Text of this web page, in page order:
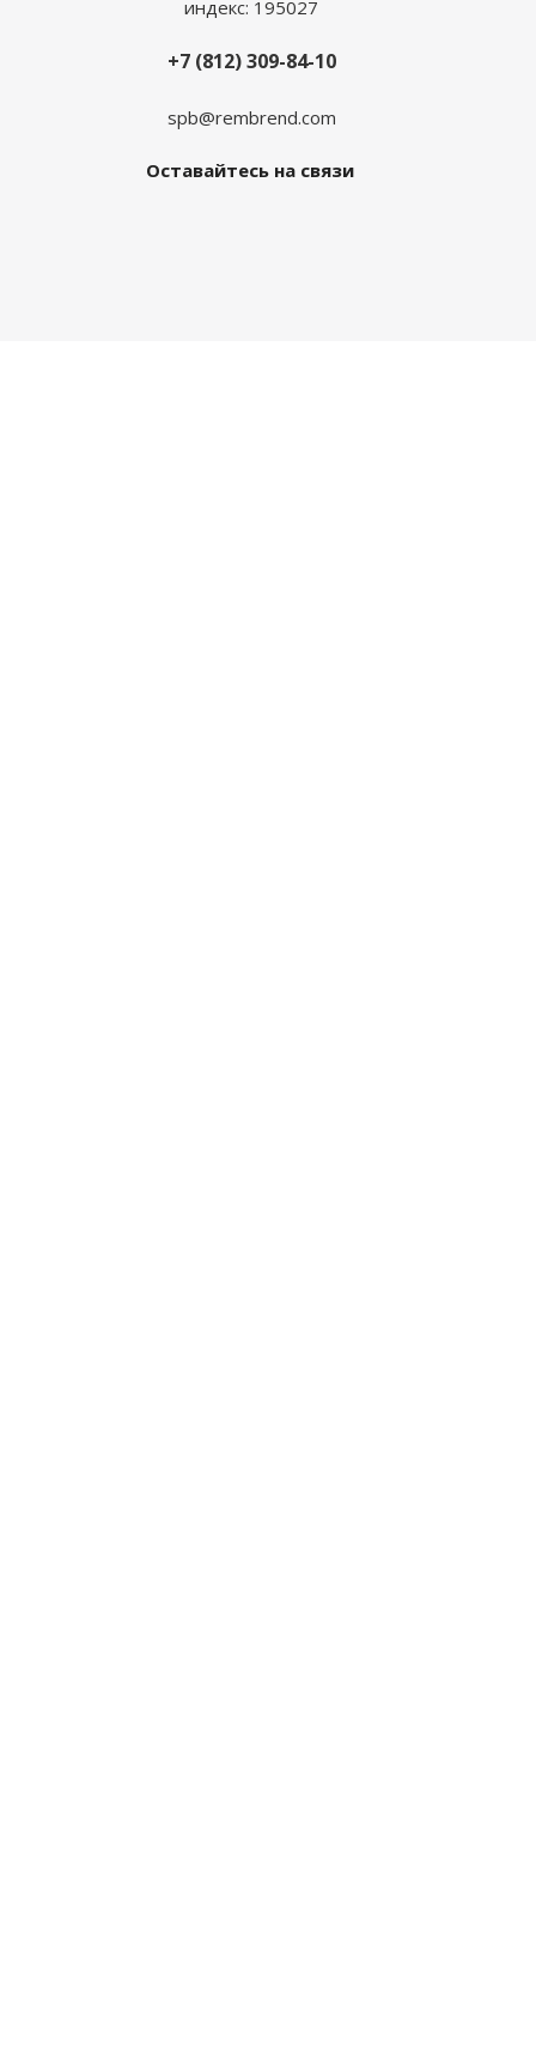
индекс: 195027
+7 (812) 309-84-10
spb@rembrend.com
Оставайтесь на связи